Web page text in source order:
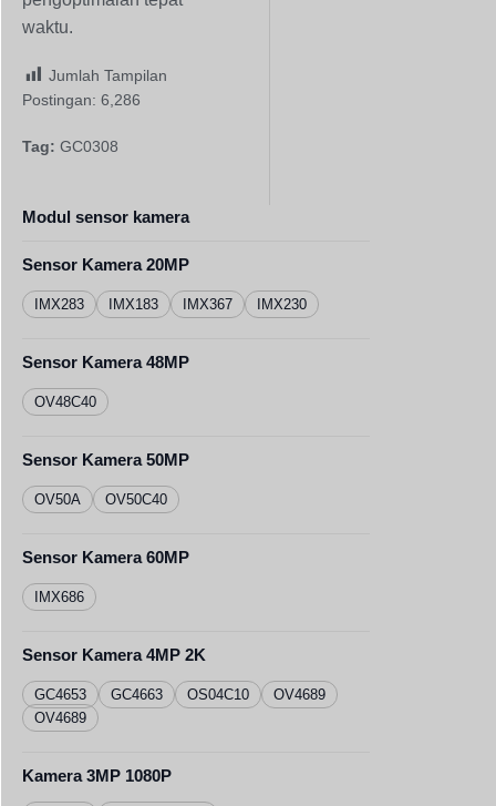
waktu.
Jumlah Tampilan
Postingan: 6,286
Tag: GC0308
Modul sensor kamera
Sensor Kamera 20MP
IMX283 IMX183 IMX367 IMX230
Sensor Kamera 48MP
OV48C40
Sensor Kamera 50MP
OV50A OV50C40
Sensor Kamera 60MP
IMX686
Sensor Kamera 4MP 2K
GC4653 GC4663 OS04C10
OV4689
OV4689
Kamera 3MP 1080P